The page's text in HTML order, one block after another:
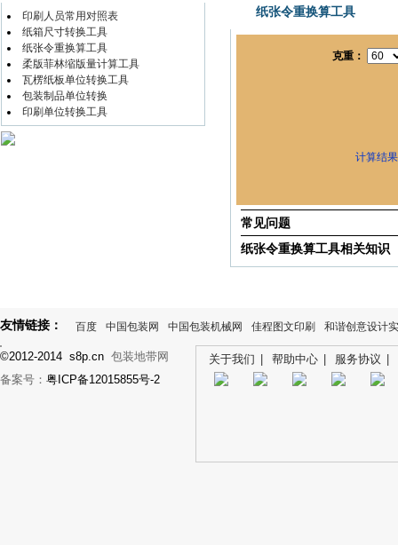
印刷人员常用对照表
纸箱尺寸转换工具
纸张令重换算工具
柔版菲林缩版量计算工具
瓦楞纸板单位转换工具
包装制品单位转换
印刷单位转换工具
纸张令重换算工具
克重：
计算结
常见问题
纸张令重换算工具相关知识
友情链接： 百度 中国包装网 中国包装机械网 佳程图文印刷 和谐创意设计
©2012-2014 s8p.cn 包装地带网
备案号： 粤ICP备12015855号-2
关于我们 帮助中心 服务协议